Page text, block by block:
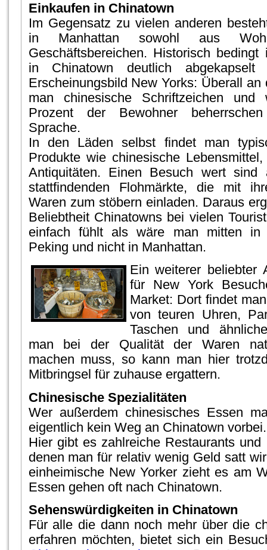
Einkaufen in Chinatown
Im Gegensatz zu vielen anderen
in Manhattan sowohl aus
Geschäftsbereichen. Historisch
in Chinatown deutlich abgekapselt
Erscheinungsbild New Yorks: Überall an
man chinesische Schriftzeichen
Prozent der Bewohner
Sprache.
In den Läden selbst findet man
Produkte wie chinesische
Antiquitäten. Einen Besuch wert sind
stattfindenden Flohmärkte, die mit
Waren zum stöbern einladen. Daraus
Beliebtheit Chinatowns bei vielen
einfach fühlt als wäre man mitten in
Peking und nicht in Manhattan.
Ein weiterer beliebter
für New York
Market: Dort findet
von teuren Uhren,
Taschen und
man bei der Qualität der Waren
machen muss, so kann man hier
Mitbringsel für zuhause ergattern.
Chinesische Spezialitäten
Wer außerdem chinesisches Essen
eigentlich kein Weg an Chinatown vorbei.
Hier gibt es zahlreiche Restaurants und
denen man für relativ wenig Geld satt
einheimische New Yorker zieht es am
Essen gehen oft nach Chinatown.
Sehenswürdigkeiten in Chinatown
Für alle die dann noch mehr über die
erfahren möchten, bietet sich ein